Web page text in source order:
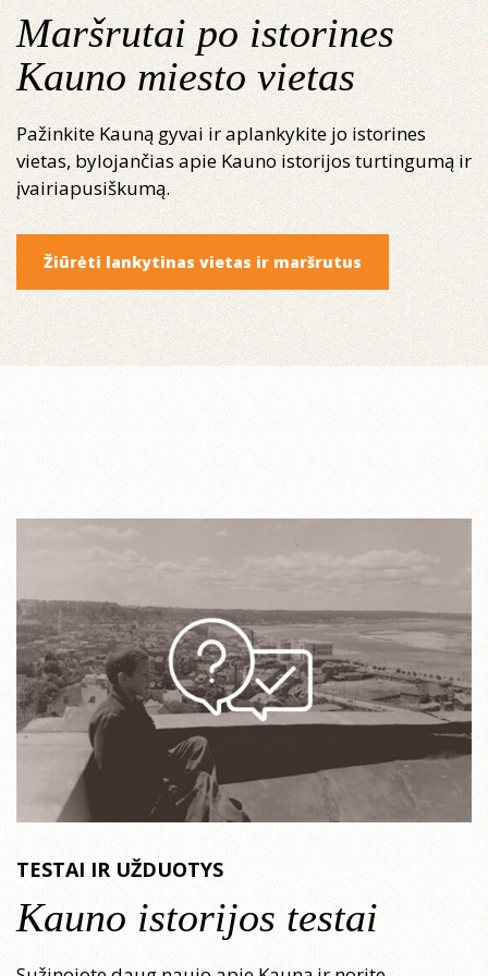
Maršrutai po istorines
Kauno miesto vietas
Pažinkite Kauną gyvai ir aplankykite jo istorines
vietas, bylojančias apie Kauno istorijos turtingumą ir
įvairiapusiškumą.
Žiūrėti lankytinas vietas ir maršrutus
TESTAI IR UŽDUOTYS
Kauno istorijos testai